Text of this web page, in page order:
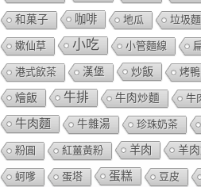
和菓子 咖啡 地瓜 垃圾麵
嫰仙草 小吃 小管麵線
港式飲茶 漢堡 炒飯 烤鴨
燴飯 牛排 牛肉炒麵 牛
牛肉麵 牛雜湯 珍珠奶茶
粉圓 紅薑黃粉 羊肉 羊
蚵嗲 蛋塔 蛋糕 豆皮